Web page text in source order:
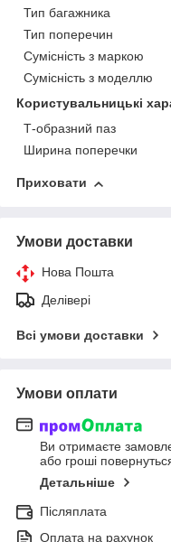
Тип багажника
Тип поперечин
Сумісність з маркою
Сумісність з моделлю
Користувальницькі
Т-образний паз
Ширина поперечки
Приховати
Умови доставки
Нова Пошта
Делівері
Всі умови доставки
Умови оплати
Ви отримаєте
або гроші
Детальніше
Післяплата
Оплата на рахунок